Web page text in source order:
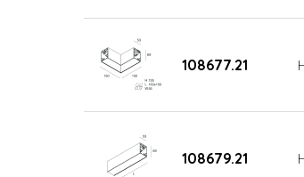
108677.21
108679.21